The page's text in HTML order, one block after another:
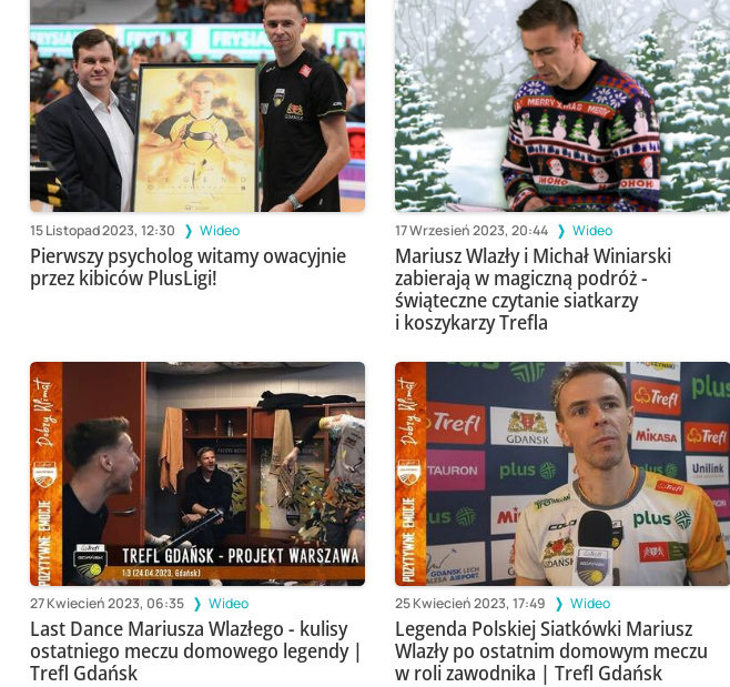
15 Listopad 2023, 12:30 Wideo
Pierwszy psycholog witamy owacyjnie
przez kibiców PlusLigi!
17 Wrzesień 2023, 20:44 Wideo
Mariusz Wlazły i Michał Winiarski
zabierają w magiczną podróż -
świąteczne czytanie siatkarzy
i koszykarzy Trefla
27 Kwiecień 2023, 06:35 Wideo
Last Dance Mariusza Wlazłego - kulisy
ostatniego meczu domowego legendy |
Trefl Gdańsk
25 Kwiecień 2023, 17:49 Wideo
Legenda Polskiej Siatkówki Mariusz
Wlazły po ostatnim domowym meczu
w roli zawodnika | Trefl Gdańsk